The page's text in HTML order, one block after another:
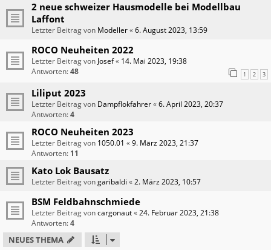
2 neue schweizer Hausmodelle bei Modellbau
Laffont
Letzter Beitrag von Modeller«6. August 2023, 13:59
ROCO Neuheiten 2022
Letzter Beitrag von Josef« 14. Mai 2023, 19:38
Antworten:48 1 2 3
Liliput 2023
Letzter Beitrag von Dampflokfahrer«6. April 2023, 20:37
Antworten:4
ROCO Neuheiten 2023
Letzter Beitrag von 1050.01 «9. März 2023, 21:37
Antworten: 11
Kato Lok Bausatz
Letzter Beitrag vongaribaldi «2. März 2023, 10:57
BSM Feldbahnschmiede
Letzter Beitrag voncargonaut«24. Februar 2023, 21:38
Antworten:4
NEUES THEMA